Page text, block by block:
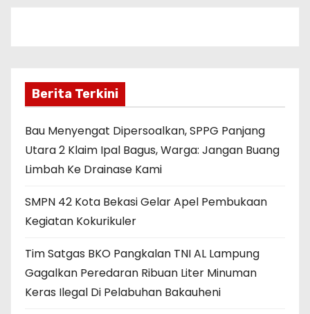
Berita Terkini
Bau Menyengat Dipersoalkan, SPPG Panjang
Utara 2 Klaim Ipal Bagus, Warga: Jangan Buang
Limbah Ke Drainase Kami
SMPN 42 Kota Bekasi Gelar Apel Pembukaan
Kegiatan Kokurikuler
Tim Satgas BKO Pangkalan TNI AL Lampung
Gagalkan Peredaran Ribuan Liter Minuman
Keras Ilegal Di Pelabuhan Bakauheni